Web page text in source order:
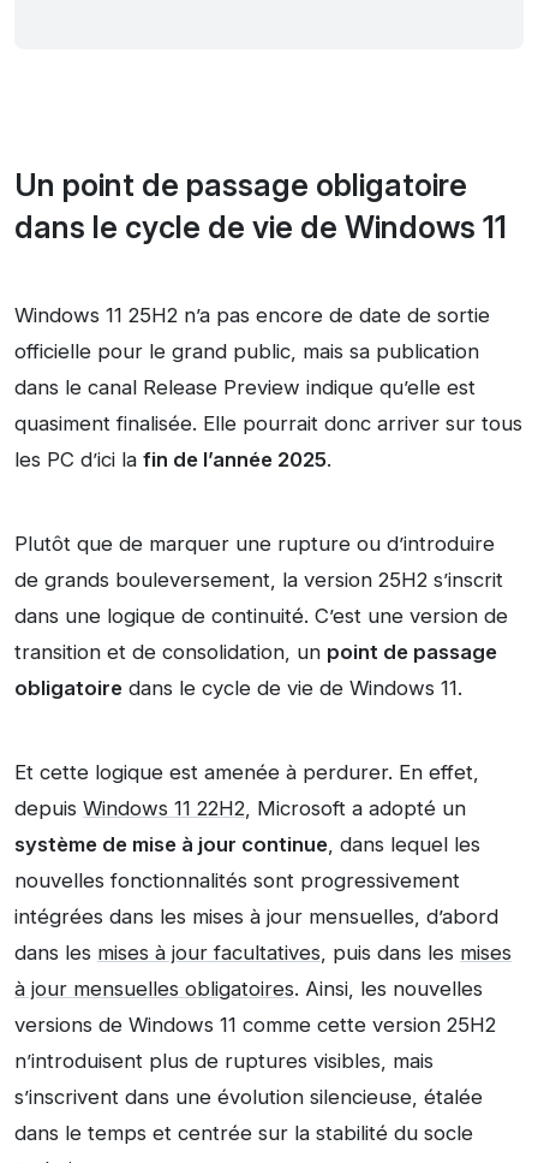
Un point de passage obligatoire
dans le cycle de vie de Windows 11
Windows 11 25H2 n’a pas encore de date de sortie
officielle pour le grand public, mais sa publication
dans le canal Release Preview indique qu’elle est
quasiment finalisée. Elle pourrait donc arriver sur tous
les PC d’ici la fin de l’année 2025.
Plutôt que de marquer une rupture ou d’introduire
de grands bouleversement, la version 25H2 s’inscrit
dans une logique de continuité. C’est une version de
transition et de consolidation, un point de passage
obligatoire dans le cycle de vie de Windows 11.
Et cette logique est amenée à perdurer. En effet,
depuis Windows 11 22H2, Microsoft a adopté un
système de mise à jour continue, dans lequel les
nouvelles fonctionnalités sont progressivement
intégrées dans les mises à jour mensuelles, d’abord
dans les mises à jour facultatives, puis dans les mises
à jour mensuelles obligatoires. Ainsi, les nouvelles
versions de Windows 11 comme cette version 25H2
n’introduisent plus de ruptures visibles, mais
s’inscrivent dans une évolution silencieuse, étalée
dans le temps et centrée sur la stabilité du socle